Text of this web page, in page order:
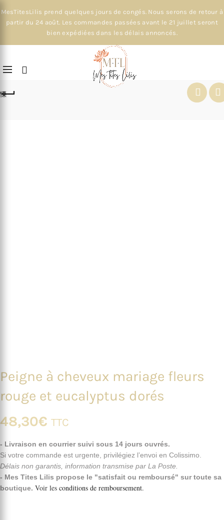
MesTitesLilis prend quelques jours de congés. Nous serons de retour à
partir du 24 août. Les commandes passées avant le 21 juillet seront
bien expédiées dans les délais annoncés.
Peigne à cheveux mariage fleurs
rouge et eucalyptus dorés
48,30€ TTC
- Livraison en courrier suivi sous 14 jours ouvrés.
Si votre commande est urgente, privilégiez l’envoi en Colissimo.
Délais non garantis, information transmise par La Poste.
- Mes Tites Lilis propose le "satisfait ou remboursé" sur toute sa
boutique. Voir les conditions de remboursement.